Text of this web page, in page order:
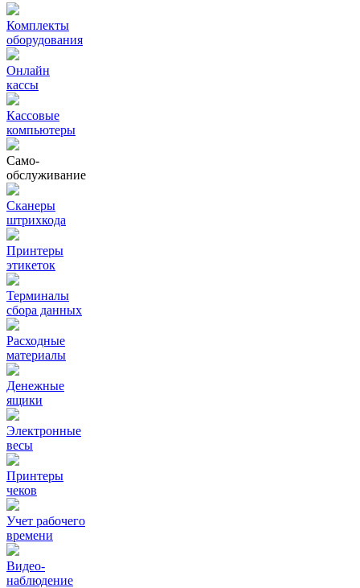
Комплекты
оборудования
Онлайн
кассы
Кассовые
компьютеры
Само-
обслуживание
Сканеры
штрихкода
Принтеры
этикеток
Терминалы
сбора данных
Расходные
материалы
Денежные
ящики
Электронные
весы
Принтеры
чеков
Учет рабочего
времени
Видео‑
наблюдение